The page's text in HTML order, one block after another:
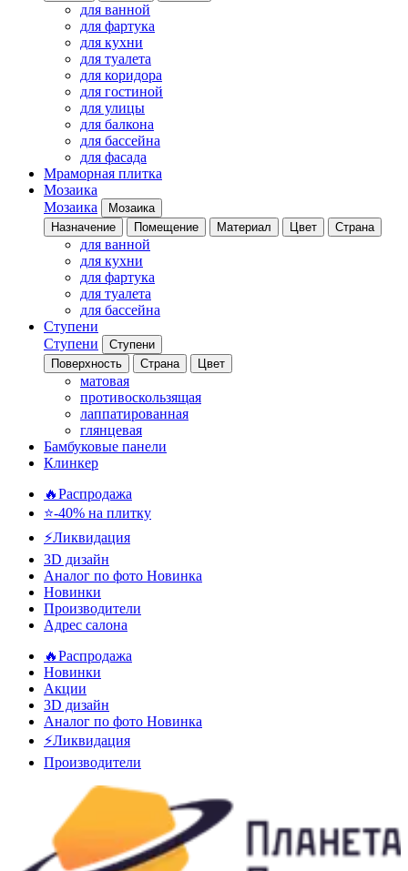
для ванной
для фартука
для кухни
для туалета
для коридора
для гостиной
для улицы
для балкона
для бассейна
для фасада
Мраморная плитка
Мозаика
Мозаика
Мозаика
Назначение
Помещение Материал Цвет Страна
для ванной
для кухни
для фартука
для туалета
для бассейна
Ступени
Ступени
Ступени
Поверхность
Страна Цвет
матовая
противоскользящая
лаппатированная
глянцевая
Бамбуковые панели
Клинкер
🔥Распродажа
⭐-40% на плитку
⚡️Ликвидация
3D дизайн
Аналог по фото Новинка
Новинки
Производители
Адрес салона
🔥Распродажа
Новинки
Акции
3D дизайн
Аналог по фото Новинка
⚡Ликвидация
Производители